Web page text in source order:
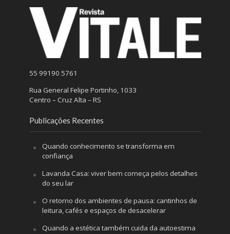
55 99190 5761
Rua General Felipe Portinho, 1033
Centro – Cruz Alta – RS
Publicações Recentes
Quando conhecimento se transforma em
confiança
Lavanda Casa: viver bem começa pelos detalhes
do seu lar
O retorno dos ambientes de pausa: cantinhos de
leitura, cafés e espaços de desacelerar
Quando a estética também cuida da autoestima